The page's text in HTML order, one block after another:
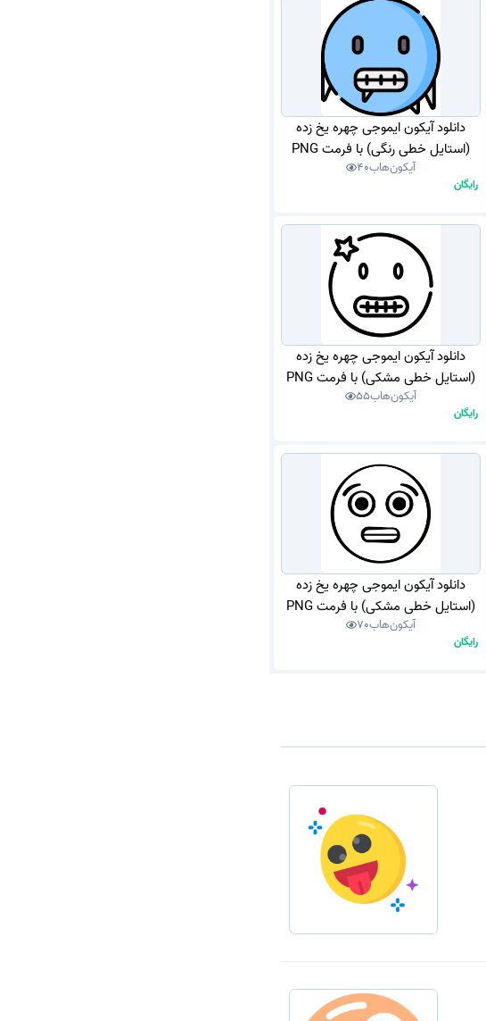
دانلود آیکون ایموجی چهره یخ زده
(استایل خطی رنگی) با فرمت PNG
آیکون‌هاب40
رایگان
دانلود آیکون ایموجی چهره یخ زده
(استایل خطی مشکی) با فرمت PNG
آیکون‌هاب55
رایگان
دانلود آیکون ایموجی چهره یخ زده
(استایل خطی مشکی) با فرمت PNG
آیکون‌هاب70
رایگان